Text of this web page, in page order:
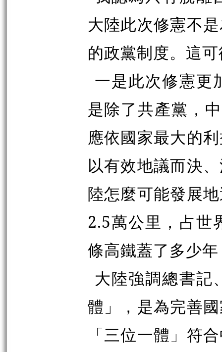
大陸此次修憲不
的政黨制度。這
一是此次修憲更
是除了共產黨，
應依國家最大的
以有效地議而決
陸怎麼可能發展
2.5萬公里，占世
條高鐵蓋了多少
大陸強調總書記
體」，是為完善
「三位一體」符